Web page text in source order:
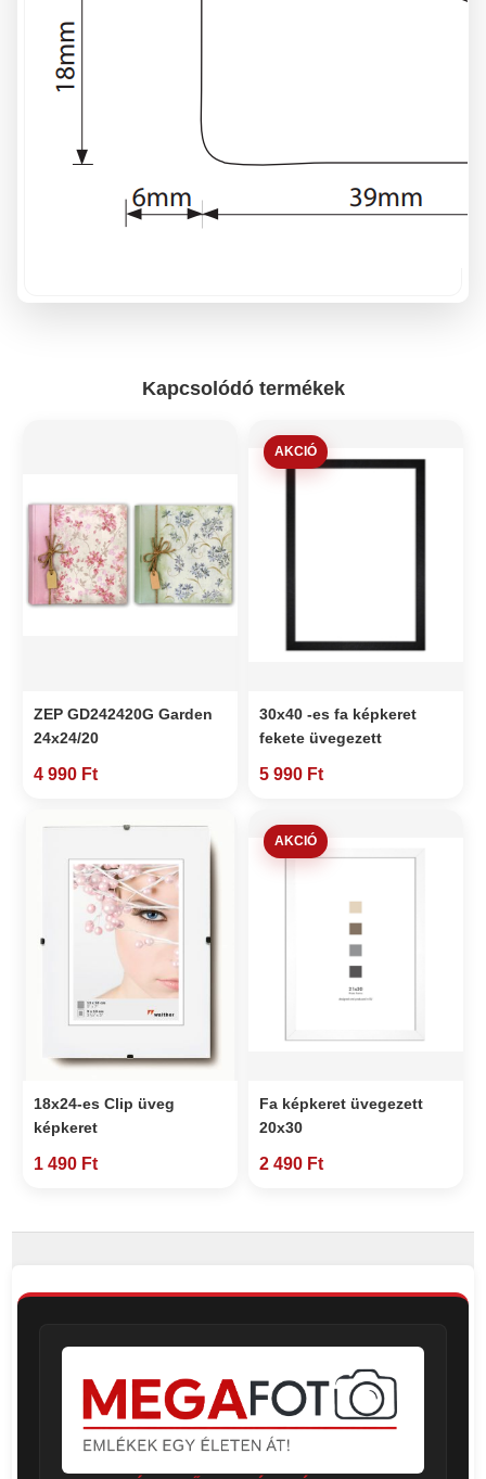
Kapcsolódó termékek
ZEP GD242420G Garden
24x24/20
4 990 Ft
AKCIÓ
30x40 -es fa képkeret
fekete üvegezett
5 990 Ft
18x24-es Clip üveg
képkeret
1 490 Ft
AKCIÓ
Fa képkeret üvegezett
20x30
2 490 Ft